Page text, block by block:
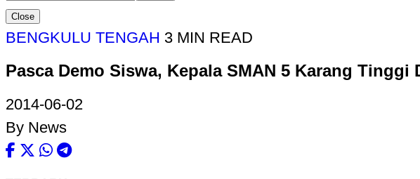
Close
BENGKULU TENGAH 3 MIN READ
Pasca Demo Siswa, Kepala SMAN 5 Karang Tinggi
2014-06-02
By News